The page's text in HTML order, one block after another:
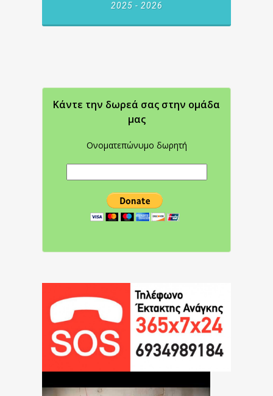
2025 - 2026
Κάντε την δωρεά σας στην oμάδα
μας
Ονοματεπώνυμο δωρητή